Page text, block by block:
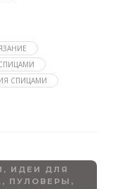
СПИЦАМИ
, ИДЕИ ДЛЯ
ПУЛОВЕРЫ,